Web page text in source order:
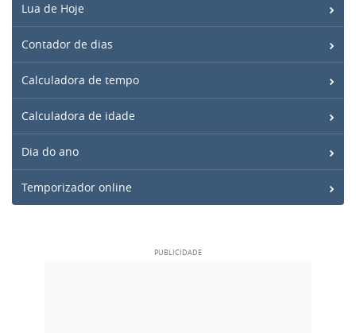
Lua de Hoje
Contador de dias
Calculadora de tempo
Calculadora de idade
Dia do ano
Temporizador online